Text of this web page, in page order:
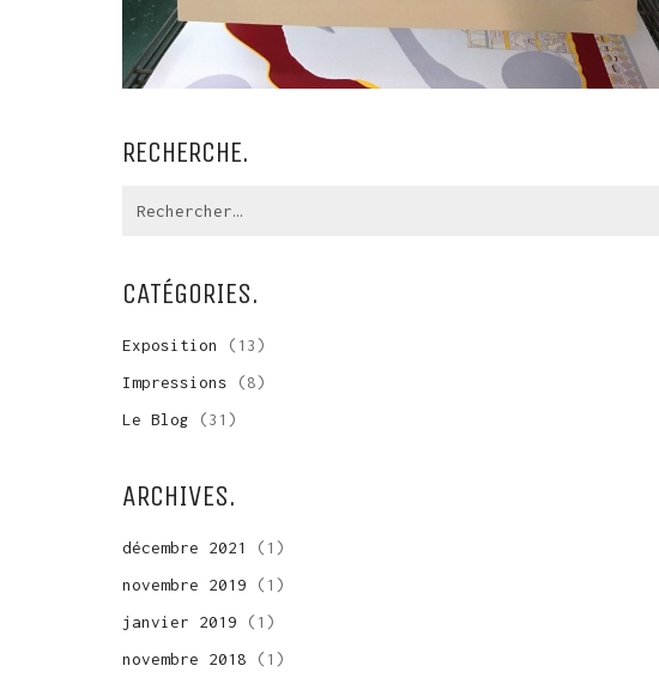
RECHERCHE.
CATÉGORIES.
Exposition
(13)
Impressions (8)
Le Blog (31)
ARCHIVES.
décembre 2021
(1)
novembre 2019 (1)
janvier 2019 (1)
novembre 2018 (1)